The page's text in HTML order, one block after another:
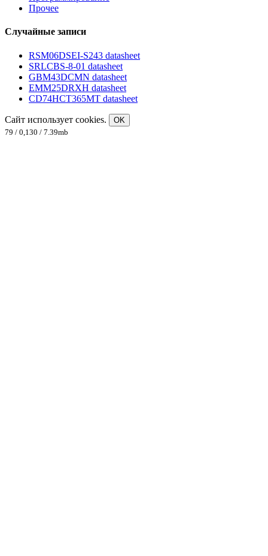
Прочее
Случайные записи
RSM06DSEI-S243 datasheet
SRLCBS-8-01 datasheet
GBM43DCMN datasheet
EMM25DRXH datasheet
CD74HCT365MT datasheet
Сайт использует cookies.
OK
79 / 0,130 / 7.39mb